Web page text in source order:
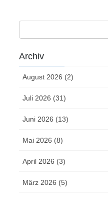
nach:
Archiv
August 2026 (2)
Juli 2026 (31)
Juni 2026 (13)
Mai 2026 (8)
April 2026 (3)
März 2026 (5)